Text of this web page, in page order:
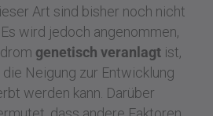
Art sind bisher noch nicht
wird jedoch angenommen,
genetisch veranlagtist,
Neigung zur Entwicklung
werden kann. Darüber